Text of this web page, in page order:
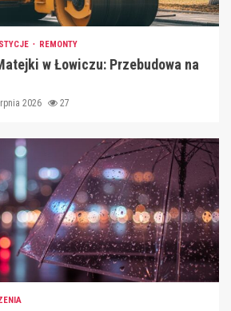
REMONTY
w Łowiczu: Przebudowa na
2026 27